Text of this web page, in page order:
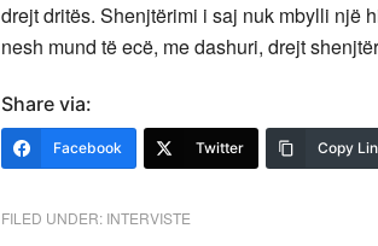
drejt dritës. Shenjtërimi i saj nuk mbylli një
nesh mund të ecë, me dashuri, drejt
Share via:
Facebook Twitter Copy
FILED UNDER: INTERVISTE